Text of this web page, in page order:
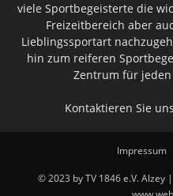
viele Sportbegeisterte die
Freizeitbereich aber
Lieblingssportart
hin zum reiferen
Zentrum für
Kontaktieren Sie
Impressum
© 2023 by TV 1846 e.V.